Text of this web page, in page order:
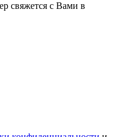
свяжется с Вами в